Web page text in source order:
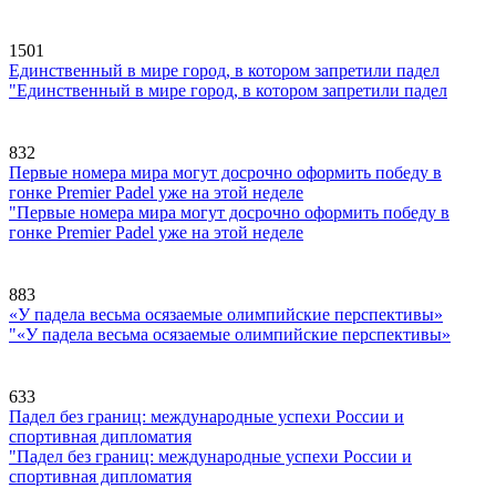
1501
Единственный в мире город, в котором запретили падел
"Единственный в мире город, в котором запретили падел
832
Первые номера мира могут досрочно оформить победу в
гонке Premier Padel уже на этой неделе
"Первые номера мира могут досрочно оформить победу в
гонке Premier Padel уже на этой неделе
883
«У падела весьма осязаемые олимпийские перспективы»
"«У падела весьма осязаемые олимпийские перспективы»
633
Падел без границ: международные успехи России и
спортивная дипломатия
"Падел без границ: международные успехи России и
спортивная дипломатия